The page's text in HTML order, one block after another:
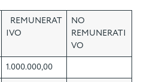
REMUNERAT
IVO
NO
REMUNERATI
VO
1.000.000,00